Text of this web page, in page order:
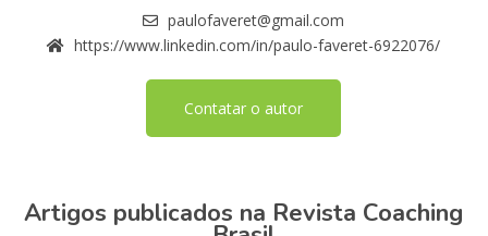
paulofaveret@gmail.com
https://www.linkedin.com/in/paulo-faveret-6922076/
Contatar o autor
Artigos publicados na Revista Coaching